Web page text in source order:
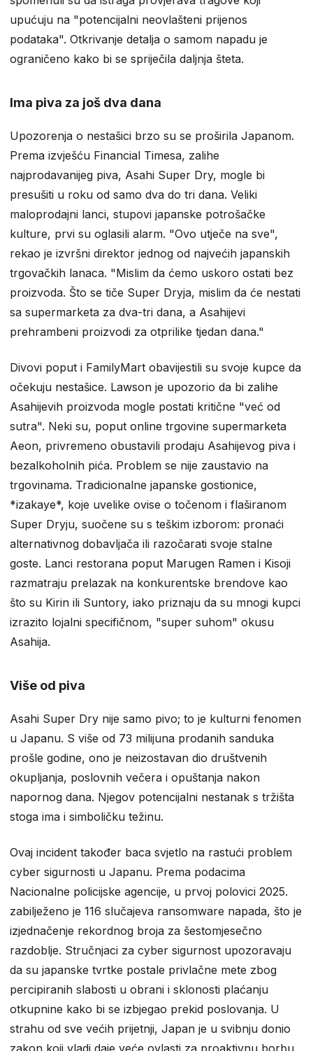
upućuju na "potencijalni neovlašteni prijenos
podataka". Otkrivanje detalja o samom napadu je
ograničeno kako bi se spriječila daljnja šteta.
Ima piva za još dva dana
Upozorenja o nestašici brzo su se proširila Japanom.
Prema izvješću Financial Timesa, zalihe
najprodavanijeg piva, Asahi Super Dry, mogle bi
presušiti u roku od samo dva do tri dana. Veliki
maloprodajni lanci, stupovi japanske potrošačke
kulture, prvi su oglasili alarm. "Ovo utječe na sve",
rekao je izvršni direktor jednog od najvećih japanskih
trgovačkih lanaca. "Mislim da ćemo uskoro ostati bez
proizvoda. Što se tiče Super Dryja, mislim da će nestati
sa supermarketa za dva-tri dana, a Asahijevi
prehrambeni proizvodi za otprilike tjedan dana."
Divovi poput i FamilyMart obavijestili su svoje kupce da
očekuju nestašice. Lawson je upozorio da bi zalihe
Asahijevih proizvoda mogle postati kritične "već od
sutra". Neki su, poput online trgovine supermarketa
Aeon, privremeno obustavili prodaju Asahijevog piva i
bezalkoholnih pića. Problem se nije zaustavio na
trgovinama. Tradicionalne japanske gostionice,
*izakaye*, koje uvelike ovise o točenom i flaširanom
Super Dryju, suočene su s teškim izborom: pronaći
alternativnog dobavljača ili razočarati svoje stalne
goste. Lanci restorana poput Marugen Ramen i Kisoji
razmatraju prelazak na konkurentske brendove kao
što su Kirin ili Suntory, iako priznaju da su mnogi kupci
izrazito lojalni specifičnom, "super suhom" okusu
Asahija.
Više od piva
Asahi Super Dry nije samo pivo; to je kulturni fenomen
u Japanu. S više od 73 milijuna prodanih sanduka
prošle godine, ono je neizostavan dio društvenih
okupljanja, poslovnih večera i opuštanja nakon
napornog dana. Njegov potencijalni nestanak s tržišta
stoga ima i simboličku težinu.
Ovaj incident također baca svjetlo na rastući problem
cyber sigurnosti u Japanu. Prema podacima
Nacionalne policijske agencije, u prvoj polovici 2025.
zabilježeno je 116 slučajeva ransomware napada, što je
izjednačenje rekordnog broja za šestomjesečno
razdoblje. Stručnjaci za cyber sigurnost upozoravaju
da su japanske tvrtke postale privlačne mete zbog
percipiranih slabosti u obrani i sklonosti plaćanju
otkupnine kako bi se izbjegao prekid poslovanja. U
strahu od sve većih prijetnji, Japan je u svibnju donio
zakon koji vladi daje veće ovlasti za proaktivnu borbu